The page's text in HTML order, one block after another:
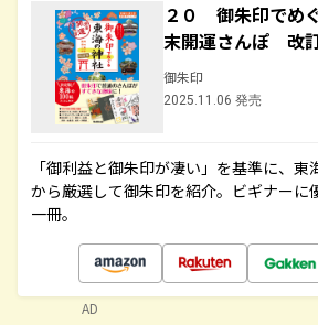
２０ 御朱印でめ
末開運さんぽ 改
御朱印
2025.11.06 発売
「御利益と御朱印が凄い」を基準に、
から厳選して御朱印を紹介。ビギナーに
一冊。
AD